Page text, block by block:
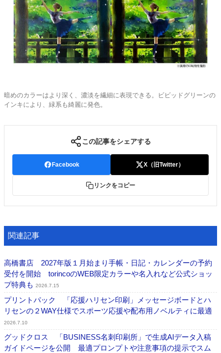
暗めのカラーはより深く、濃淡を繊細に表現できる。ビビッドグリーンの
インキにより、緑系も綺麗に発色。
この記事をシェアする
Facebook X（旧Twitter）
リンクをコピー
関連記事
高橋書店 2027年版１月始まり手帳・日記・カレンダーの予約
受付を開始 torincoのWEB限定カラーや名入れなど公式ショッ
プ特典も 2026.7.15
プリントパック 「応援ハリセン印刷」メッセージボードとハ
リセンの２WAY仕様でスポーツ応援や配布用ノベルティに最適
2026.7.10
グッドクロス 「BUSINESS名刺印刷所」で生成AIデータ入稿
ガイドページを公開 最適プロンプトや注意事項の提示でスム